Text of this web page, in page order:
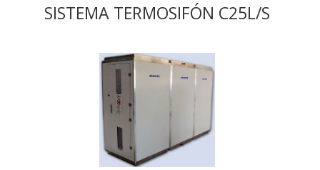
SISTEMA TERMOSIFÓN C25L/S